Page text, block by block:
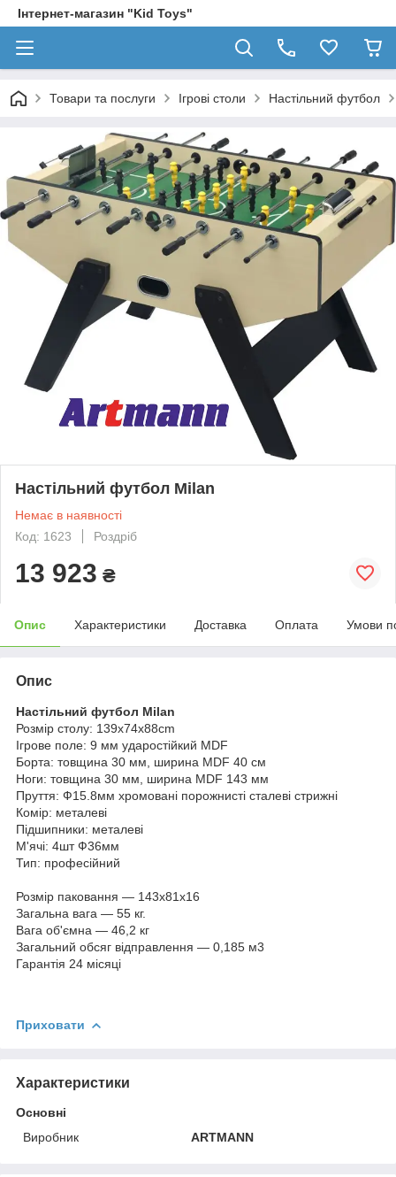
Інтернет-магазин "Kid Toys"
Товари та послуги Ігрові столи Настільний футбол
Настільний футбол Milan
Немає в наявності
Код: 1623
Роздріб
13 923 ₴
Опис Характеристики Доставка Оплата Умови
Опис
Настільний футбол Milan
Розмір столу: 139x74x88cm
Ігрове поле: 9 мм ударостійкий MDF
Борта: товщина 30 мм, ширина MDF 40 см
Ноги: товщина 30 мм, ширина MDF 143 мм
Пруття: Ф15.8мм хромовані порожнисті сталеві стрижні
Комір: металеві
Підшипники: металеві
М'ячі: 4шт Ф36мм
Тип: професійний
Розмір паковання — 143х81х16
Загальна вага — 55 кг.
Вага об'ємна — 46,2 кг
Загальний обсяг відправлення — 0,185 м3
Гарантія 24 місяці
Приховати
Характеристики
Основні
Виробник
ARTMANN